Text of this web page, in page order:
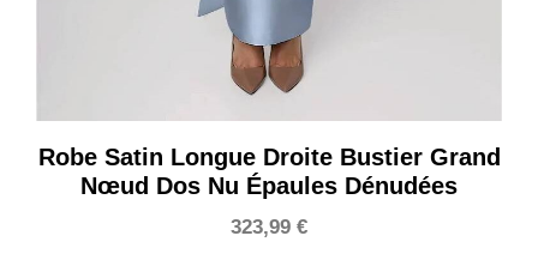
Robe Satin Longue Droite Bustier Grand
Nœud Dos Nu Épaules Dénudées
323,99 €